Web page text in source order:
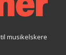
musikelskere